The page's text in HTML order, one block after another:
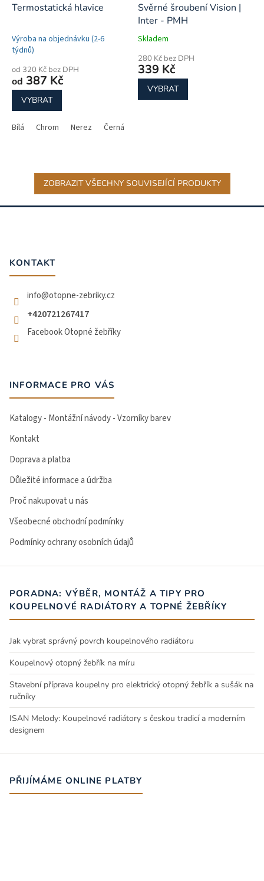
Termostatická hlavice
Výroba na objednávku (2-6
týdnů)
od 320 Kč bez DPH
od 387 Kč
VYBRAT
Bílá Chrom Nerez Černá - lesk
Svěrné šroubení Vision |
Inter - PMH
Skladem
280 Kč bez DPH
339 Kč
VYBRAT
ZOBRAZIT VŠECHNY SOUVISEJÍCÍ PRODUKTY
Z
KONTAKT
info@otopne-zebriky.cz
+420721267417
Facebook Otopné žebříky
INFORMACE PRO VÁS
Katalogy - Montážní návody - Vzorníky barev
Kontakt
Doprava a platba
Důležité informace a údržba
Proč nakupovat u nás
Všeobecné obchodní podmínky
Podmínky ochrany osobních údajů
PORADNA: VÝBĚR, MONTÁŽ A TIPY PRO
KOUPELNOVÉ RADIÁTORY A TOPNÉ ŽEBŘÍKY
Jak vybrat správný povrch koupelnového radiátoru
Koupelnový otopný žebřík na míru
Stavební příprava koupelny pro elektrický otopný žebřík a sušák na
ručníky
ISAN Melody: Koupelnové radiátory s českou tradicí a moderním
designem
PŘIJÍMÁME ONLINE PLATBY